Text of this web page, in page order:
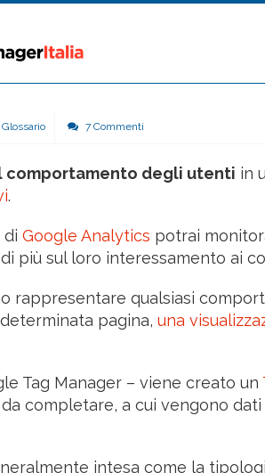
Glossario 7 Commenti
comportamento degli utenti in
.
di Google Analytics potrai
più sul loro interessamento ai
rappresentare qualsiasi
pagina, una
Tag Manager – viene creato un
completare, a cui vengono
intesa come la